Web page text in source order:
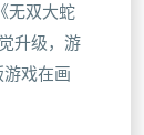
无双大蛇
升级，游
戏在画